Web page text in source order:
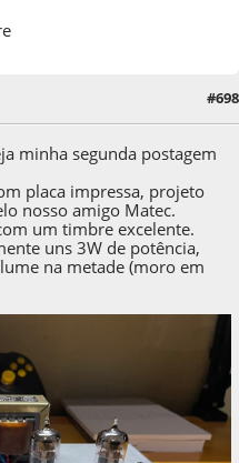
#698
minha segunda postagem
placa impressa, projeto
nosso amigo Matec.
um timbre excelente.
uns 3W de potência,
na metade (moro em